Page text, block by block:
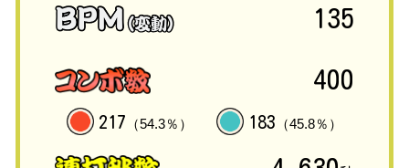
135
400
217 （54.3％） 183 （45.8％）